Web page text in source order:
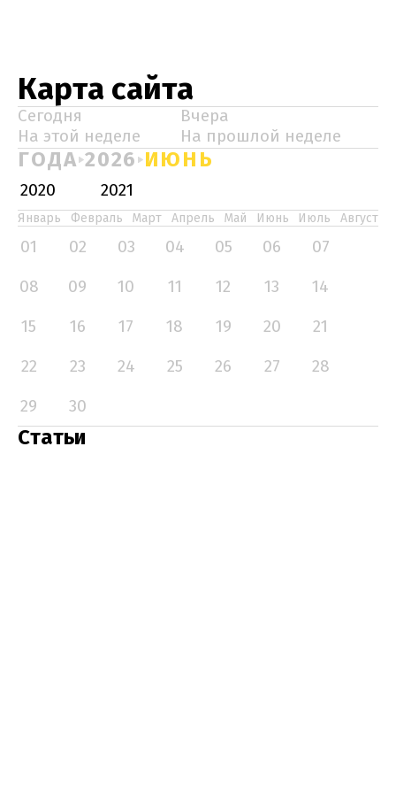
Карта сайта
Сегодня
Вчера
На этой неделе
На прошлой неделе
ГОДА 2026 ИЮНЬ
2020 2021
Январь Февраль Март Апрель Май Июнь Июль Август
01 02 03 04 05 06
07
08
09 10 11 12 13
14
15
16 17 18 19 20
21
22
23 24 25 26 27
28
29
30
Статьи